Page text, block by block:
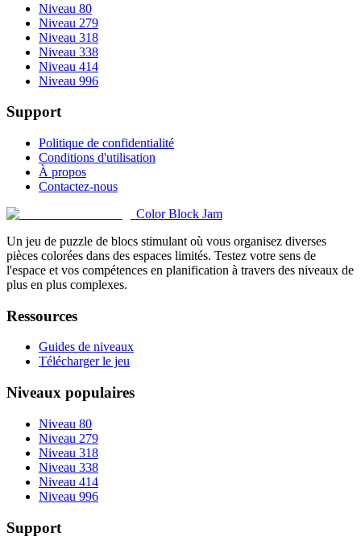
Niveau 80
Niveau 279
Niveau 318
Niveau 338
Niveau 414
Niveau 996
Support
Politique de confidentialité
Conditions d'utilisation
À propos
Contactez-nous
Color Block Jam
Un jeu de puzzle de blocs stimulant où vous organisez diverses
pièces colorées dans des espaces limités. Testez votre sens de
l'espace et vos compétences en planification à travers des niveaux de
plus en plus complexes.
Ressources
Guides de niveaux
Télécharger le jeu
Niveaux populaires
Niveau 80
Niveau 279
Niveau 318
Niveau 338
Niveau 414
Niveau 996
Support